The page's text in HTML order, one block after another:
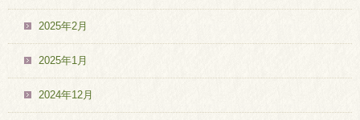
2025年2月
2025年1月
2024年12月